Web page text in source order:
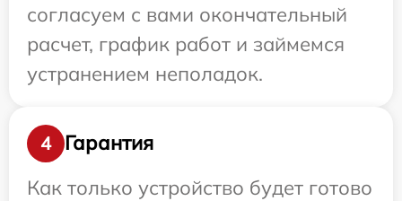
согласуем с вами окончательный
расчет, график работ и займемся
устранением неполадок.
4
Гарантия
Как только устройство будет готово